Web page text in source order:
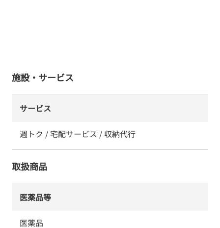
施設・サービス
サービス
週トク / 宅配サービス / 収納代行
取扱商品
医薬品等
医薬品